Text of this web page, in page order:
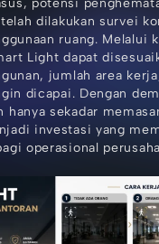
potensi
dilakukan survei
ruang. Melalui
Light dapat
jumlah area
dicapai. Dengan
hanya sekadar
investasi yang
operasional